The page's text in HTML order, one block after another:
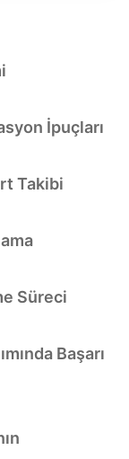
İpuçları
Takibi
Süreci
Başarı